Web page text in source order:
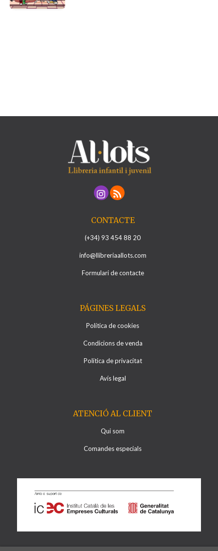
CONTACTE
(+34) 93 454 88 20
info@llibreriaallots.com
Formulari de contacte
PÁGINES LEGALS
Política de cookies
Condicions de venda
Política de privacitat
Avís legal
ATENCIÓ AL CLIENT
Qui som
Comandes especials